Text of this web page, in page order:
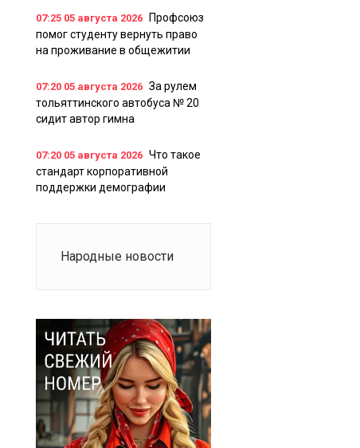
07:25 05 августа 2026
Профсоюз
помог студенту вернуть право
на проживание в общежитии
07:20 05 августа 2026 За рулем
тольяттинского автобуса № 20
сидит автор гимна
07:20 05 августа 2026 Что такое
стандарт корпоративной
поддержки демографии
Народные новости